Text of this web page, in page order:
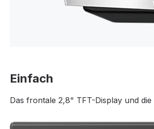
Einfach
Das frontale 2,8" TFT-Display und